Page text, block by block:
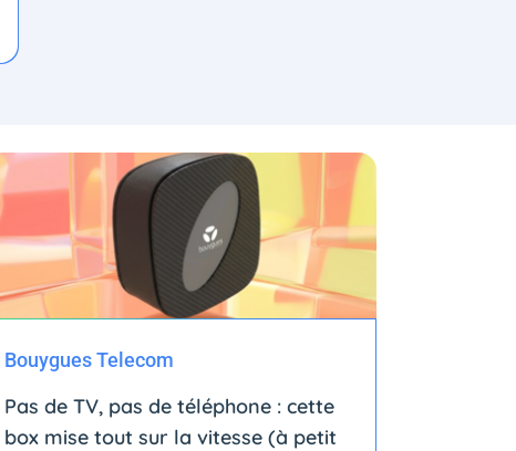
Bouygues Telecom
Pas de TV, pas de téléphone : cette
box mise tout sur la vitesse (à petit